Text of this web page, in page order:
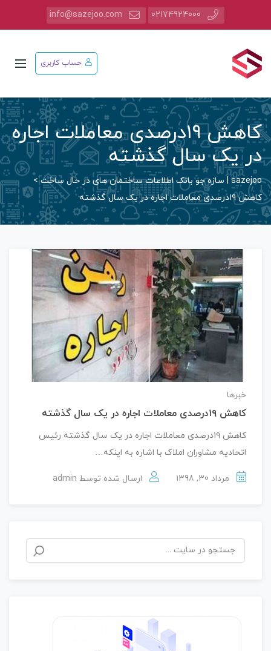
02174924000
info@sazejoo.com
حساب کاربری
کاهش ۱۹درصدی معاملات اجاره
در یک سال گذشته
sazejoo | سازه جو بانک اطلاعات ساختمان های در حال ساخت
>
کاهش ۱۹درصدی معاملات اجاره در یک سال گذشته
خبرها
کاهش ۱۹درصدی معاملات اجاره در یک سال گذشته
کاهش ۱۹درصدی معاملات اجاره در یک سال گذشته رئیس
اتحادیه مشاوران املاک با اشاره به اینکه…
مرداد 30, 1398 ارسال شده توسط admin